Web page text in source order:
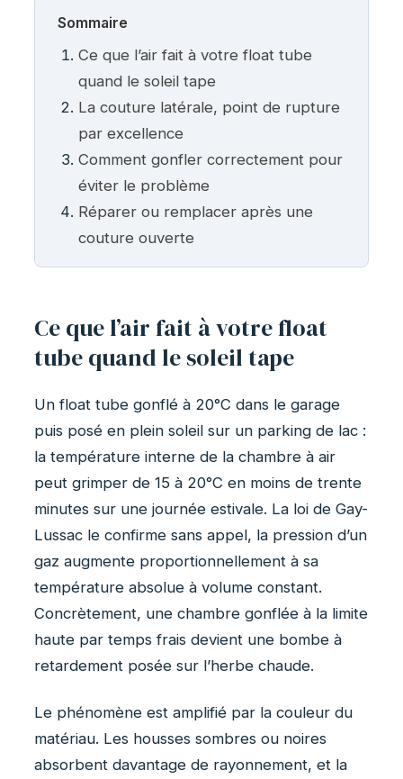
Sommaire
Ce que l’air fait à votre float tube
quand le soleil tape
La couture latérale, point de rupture
par excellence
Comment gonfler correctement pour
éviter le problème
Réparer ou remplacer après une
couture ouverte
Ce que l’air fait à votre float
tube quand le soleil tape
Un float tube gonflé à 20°C dans le garage
puis posé en plein soleil sur un parking de lac :
la température interne de la chambre à air
peut grimper de 15 à 20°C en moins de trente
minutes sur une journée estivale. La loi de Gay-
Lussac le confirme sans appel, la pression d’un
gaz augmente proportionnellement à sa
température absolue à volume constant.
Concrètement, une chambre gonflée à la limite
haute par temps frais devient une bombe à
retardement posée sur l’herbe chaude.
Le phénomène est amplifié par la couleur du
matériau. Les housses sombres ou noires
absorbent davantage de rayonnement, et la